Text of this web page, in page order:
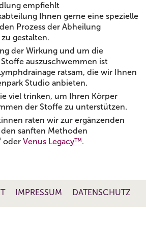
empfiehlt
Ihnen gerne eine spezielle
Prozess der Abheilung
gestalten.
der Wirkung und um die
auszuschwemmen ist
ratsam, die wir Ihnen
Studio anbieten.
viel trinken, um Ihren Körper
der Stoffe zu unterstützen.
raten wir zur ergänzenden
sanften Methoden
oder Venus Legacy™.
IMPRESSUM DATENSCHUTZ